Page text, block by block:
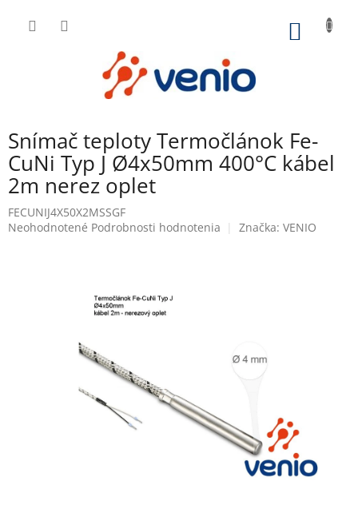
Snímač teploty Termočlánok Fe-
CuNi Typ J Ø4x50mm 400°C kábel
2m nerez oplet
FECUNIJ4X50X2MSSGF
Priemerné
Neohodnotené Podrobnosti hodnotenia Značka: VENIO